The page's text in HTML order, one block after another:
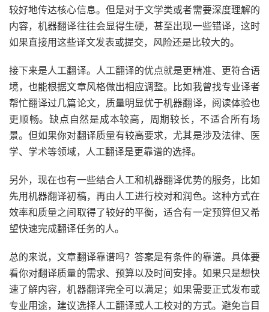
较好地传达核心信息。但是对于文学类或者需要深度理解的
内容，机器翻译往往会显得生硬，甚至出现一些错译，这时
如果直接用这些译文发表或提交，风险还是比较大的。
接下来是人工翻译。人工翻译的优点就是更精准、更符合语
境，也能根据文章风格做出相应调整。比如我曾找专业译者
帮忙翻译过几篇论文，质量明显优于机器翻译，阅读体验也
更顺畅。缺点自然是成本较高，周期较长，不适合所有场
景。但如果你对翻译质量有较高要求，尤其是涉及法律、医
学、学术等领域，人工翻译是更靠谱的选择。
另外，现在也有一些结合人工和机器翻译优势的服务，比如
先用机器翻译初稿，再由人工进行校对和润色。这种方式在
效率和质量之间取得了较好的平衡，适合有一定预算但又希
望快速完成翻译任务的人。
总的来说，文章翻译靠谱吗？答案是有条件的靠谱。具体要
看你对翻译质量的需求、预算以及时间安排。如果只是想快
速了解内容，机器翻译完全可以满足；如果需要正式发布或
专业用途，建议选择人工翻译或人工校对的方式。避免盲目